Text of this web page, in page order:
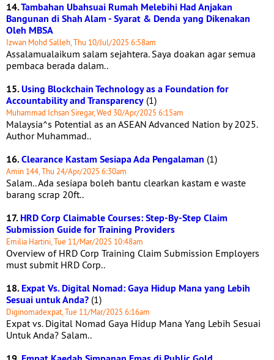
14.Tambahan Ubahsuai Rumah Melebihi Had Anjakan
Bangunan di Shah Alam - Syarat & Denda yang Dikenakan
Oleh MBSA
Izwan Mohd Salleh, Thu 10/Jul/2025 6:58am
Assalamualaikum salam sejahtera. Saya doakan agar semua
pembaca berada dalam..
15.Using Blockchain Technology as a Foundation for
Accountability and Transparency (1)
Muhammad Ichsan Siregar, Wed 30/Apr/2025 6:15am
Malaysia^s Potential as an ASEAN Advanced Nation by 2025.
Author Muhammad..
16.Clearance Kastam Sesiapa Ada Pengalaman (1)
Amin 144, Thu 24/Apr/2025 6:30am
Salam.. Ada sesiapa boleh bantu clearkan kastam e waste
barang scrap 20ft..
17.HRD Corp Claimable Courses: Step-By-Step Claim
Submission Guide for Training Providers
Emilia Hartini, Tue 11/Mar/2025 10:48am
Overview of HRD Corp Training Claim Submission Employers
must submit HRD Corp..
18.Expat Vs. Digital Nomad: Gaya Hidup Mana yang Lebih
Sesuai untuk Anda? (1)
Diginomadexpat, Tue 11/Mar/2025 6:16am
Expat vs. Digital Nomad Gaya Hidup Mana Yang Lebih Sesuai
Untuk Anda? Salam..